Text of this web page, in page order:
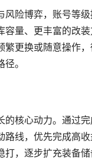
风险博弈，账号等
容量、更丰富的改
繁更换或随意操作
。
的核心动力。通过
路线，优先完成高
，逐步扩充装备